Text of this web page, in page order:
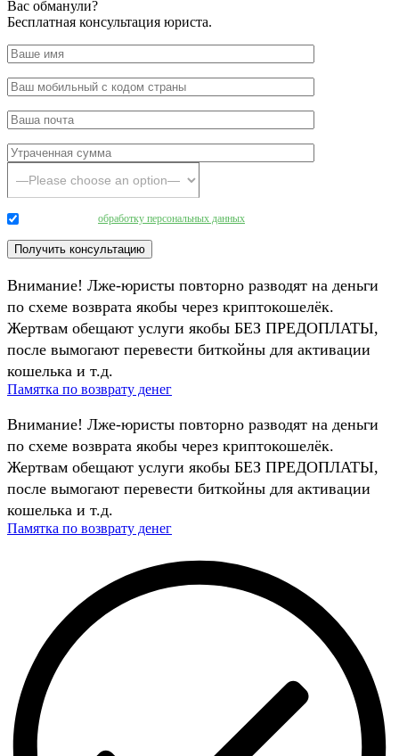
Вас обманули?
Бесплатная консультация юриста.
обработку персональных данных
Внимание! Лже-юристы повторно разводят на деньги
по схеме возврата якобы через криптокошелёк.
Жертвам обещают услуги якобы БЕЗ ПРЕДОПЛАТЫ,
после вымогают перевести биткойны для активации
кошелька и т.д.
Памятка по возврату денег
Внимание! Лже-юристы повторно разводят на деньги
по схеме возврата якобы через криптокошелёк.
Жертвам обещают услуги якобы БЕЗ ПРЕДОПЛАТЫ,
после вымогают перевести биткойны для активации
кошелька и т.д.
Памятка по возврату денег